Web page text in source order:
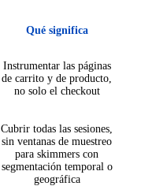
Qué significa
Instrumentar las páginas
de carrito y de producto,
no solo el checkout
Cubrir todas las sesiones,
sin ventanas de muestreo
para skimmers con
segmentación temporal o
geográfica